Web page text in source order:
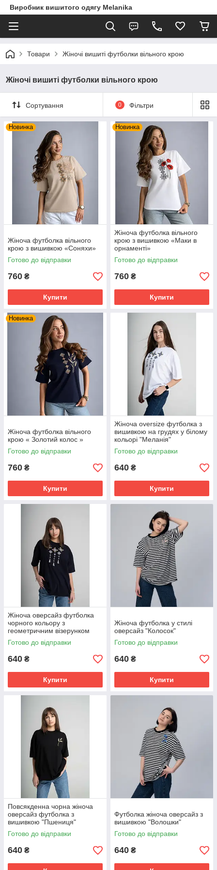
Виробник вишитого одягу Melanika
Товари Жіночі вишиті футболки вільного крою
Жіночі вишиті футболки вільного крою
Сортування 0 Фільтри
Новинка
Жіноча футболка вільного
крою з вишивкою «Соняхи»
Готово до відправки
760 ₴
Купити
Новинка
Жіноча футболка вільного
крою з вишивкою «Маки в
орнаменті»
Готово до відправки
760 ₴
Купити
Новинка
Жіноча футболка вільного
крою « Золотий колос »
Готово до відправки
760 ₴
Купити
Жіноча oversize футболка з
вишивкою на грудях у білому
кольорі "Меланія"
Готово до відправки
640 ₴
Купити
Жіноча оверсайз футболка
чорного кольору з
геометричним візерунком
"Меланія"
Готово до відправки
640 ₴
Купити
Жіноча футболка у стилі
оверсайз "Колосок"
Готово до відправки
640 ₴
Купити
Повсякденна чорна жіноча
оверсайз футболка з
вишивкою "Пшениця"
Готово до відправки
640 ₴
Футболка жіноча оверсайз з
вишивкою "Волошки"
Готово до відправки
640 ₴